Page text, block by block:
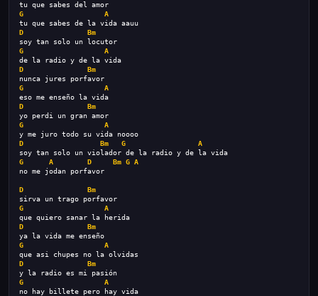
tu que sabes del amor
G
A
tu que sabes de la vida aauu
D
Bm
soy tan solo un locutor
G
A
de la radio y de la vida
D
Bm
nunca jures porfavor
G
A
eso me enseño la vida
D
Bm
yo perdi un gran amor
G
A
y me juro todo su vida noooo
D
Bm G
A
soy tan solo un violador de la radio y de la vida
G
A D Bm G A
no me jodan porfavor
D
Bm
sirva un trago porfavor
G
A
que quiero sanar la herida
D
Bm
ya la vida me enseño
G
A
que asi chupes no la olvidas
D
Bm
y la radio es mi pasión
G
A
no hay billete pero hay vida